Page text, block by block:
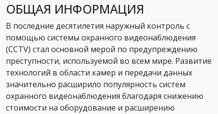
ОБЩАЯ ИНФОРМАЦИЯ
В последние десятилетия наружный контроль с
помощью системы охранного видеонаблюдения
(CCTV) стал основной мерой по предупреждению
преступности, используемой во всем мире. Развитие
технологий в области камер и передачи данных
значительно расширило популярность систем
охранного видеонаблюдения благодаря снижению
стоимости на оборудование и расширению